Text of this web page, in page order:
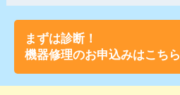
まずは診断！
機器修理のお申込みはこちら